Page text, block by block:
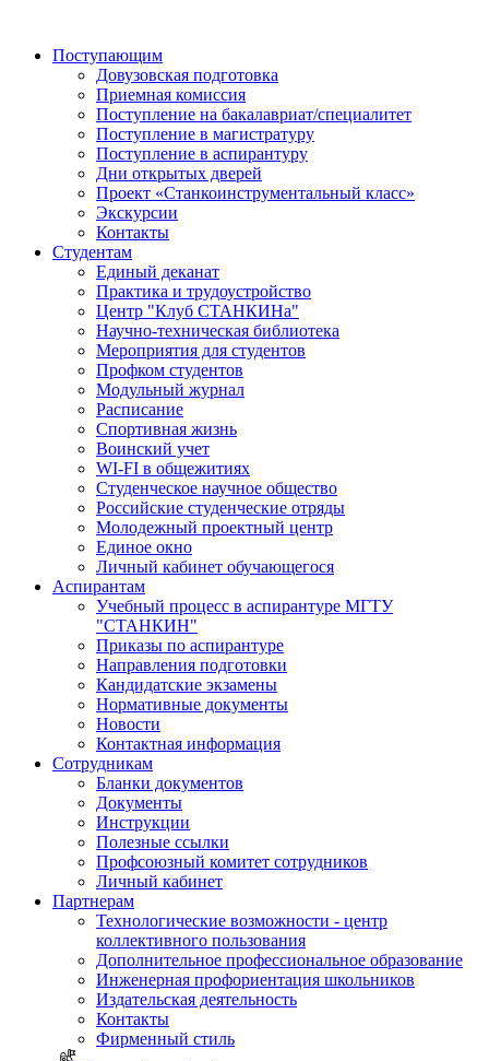
Поступающим
Довузовская подготовка
Приемная комиссия
Поступление на бакалавриат/специалитет
Поступление в магистратуру
Поступление в аспирантуру
Дни открытых дверей
Проект «Станкоинструментальный класс»
Экскурсии
Контакты
Студентам
Единый деканат
Практика и трудоустройство
Центр "Клуб СТАНКИНа"
Научно-техническая библиотека
Мероприятия для студентов
Профком студентов
Модульный журнал
Расписание
Спортивная жизнь
Воинский учет
WI-FI в общежитиях
Студенческое научное общество
Российские студенческие отряды
Молодежный проектный центр
Единое окно
Личный кабинет обучающегося
Аспирантам
Учебный процесс в аспирантуре МГТУ
"СТАНКИН"
Приказы по аспирантуре
Направления подготовки
Кандидатские экзамены
Нормативные документы
Новости
Контактная информация
Сотрудникам
Бланки документов
Документы
Инструкции
Полезные ссылки
Профсоюзный комитет сотрудников
Личный кабинет
Партнерам
Технологические возможности - центр
коллективного пользования
Дополнительное профессиональное образование
Инженерная профориентация школьников
Издательская деятельность
Контакты
Фирменный стиль